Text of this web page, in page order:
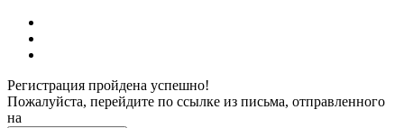
Регистрация пройдена успешно!
Пожалуйста, перейдите по ссылке из письма, отправленного
на